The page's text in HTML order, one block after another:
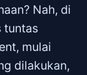
Nah, di
tuntas
mulai
dilakukan,